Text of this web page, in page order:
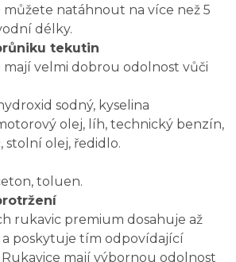
můžete natáhnout na více než 5
délky.
tekutin
mají velmi dobrou odolnost vůči
sodný, kyselina
olej, líh, technický benzín,
stolní olej, ředidlo.
toluen.
rukavic premium dosahuje až
poskytuje tím odpovídající
mají výbornou odolnost